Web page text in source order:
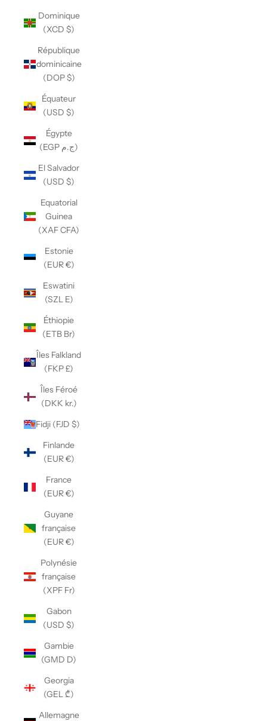
Dominique
(XCD $)
République
dominicaine
(DOP $)
Équateur
(USD $)
Égypte
(EGP ج.م)
El Salvador
(USD $)
Equatorial
Guinea
(XAF CFA)
Estonie
(EUR €)
Eswatini
(SZL E)
Éthiopie
(ETB Br)
Îles Falkland
(FKP £)
Îles Féroé
(DKK kr.)
Fidji (FJD $)
Finlande
(EUR €)
France
(EUR €)
Guyane
française
(EUR €)
Polynésie
française
(XPF Fr)
Gabon
(USD $)
Gambie
(GMD D)
Georgia
(GEL ₾)
Allemagne